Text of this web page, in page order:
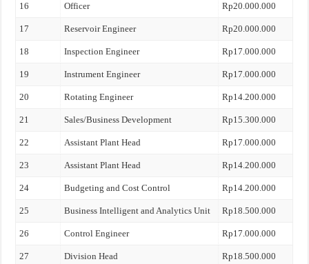
16 Officer Rp20.000.000
17 Reservoir Engineer Rp20.000.000
18 Inspection Engineer Rp17.000.000
19 Instrument Engineer Rp17.000.000
20 Rotating Engineer Rp14.200.000
21 Sales/Business Development Rp15.300.000
22 Assistant Plant Head Rp17.000.000
23 Assistant Plant Head Rp14.200.000
24 Budgeting and Cost Control Rp14.200.000
25 Business Intelligent and Analytics Unit Rp18.500.000
26 Control Engineer Rp17.000.000
27 Division Head Rp18.500.000